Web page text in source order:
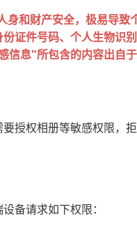
和财产安全，极易导致
证件号码、个人生物识
息"所包含的内容出自
授权相册等敏感权限，
备请求如下权限：